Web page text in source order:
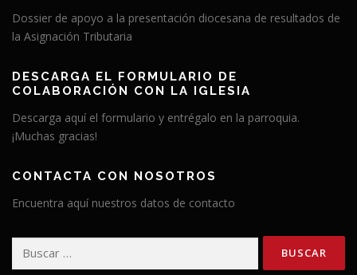
Dossier de apoyo a la presentación diocesana de resultados de
la Asignación Tributaria
DESCARGA EL FORMULARIO DE
COLABORACIÓN CON LA IGLESIA
Descarga aquí el formulario y entrégalo en la parroquia.
¡Muchas gracias!
CONTACTA CON NOSOTROS
Encuentra aquí nuestros datos de contacto